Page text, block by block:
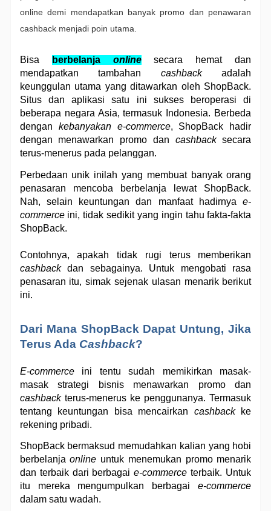
online demi mendapatkan banyak promo dan penawaran
cashback menjadi poin utama.
Bisa berbelanja online secara hemat dan
mendapatkan tambahan cashback adalah
keunggulan utama yang ditawarkan oleh ShopBack.
Situs dan aplikasi satu ini sukses beroperasi di
beberapa negara Asia, termasuk Indonesia. Berbeda
dengan kebanyakan e-commerce, ShopBack hadir
dengan menawarkan promo dan cashback secara
terus-menerus pada pelanggan.
Perbedaan unik inilah yang membuat banyak orang
penasaran mencoba berbelanja lewat ShopBack.
Nah, selain keuntungan dan manfaat hadirnya e-
commerce ini, tidak sedikit yang ingin tahu fakta-fakta
ShopBack.
cashback dan sebagainya. Untuk mengobati rasa
penasaran itu, simak sejenak ulasan menarik berikut
ini.
Dari Mana ShopBack Dapat Untung, Jika
Terus Ada Cashback?
E-commerce ini tentu sudah memikirkan masak-
cashback terus-menerus ke penggunanya. Termasuk
tentang keuntungan bisa mencairkan cashback ke
rekening pribadi.
ShopBack bermaksud memudahkan kalian yang hobi
berbelanja online untuk menemukan promo menarik
dan terbaik dari berbagai e-commerce terbaik. Untuk
itu mereka mengumpulkan berbagai e-commerce
dalam satu wadah.